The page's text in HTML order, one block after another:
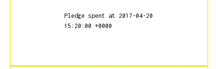
Pledge spent at 2017-04-20
15:20:00 +0000